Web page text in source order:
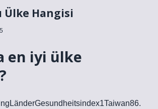
Ülke Hangisi
en iyi ülke